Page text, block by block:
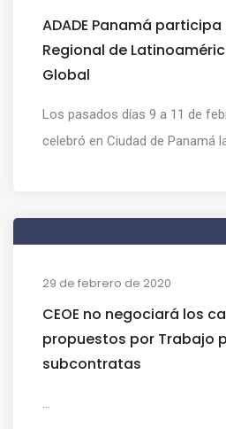
ADADE Panamá
Regional de
Global
Los pasados días 9 a 11 de
celebró en Ciudad de Panamá
29 de febrero de 2020
CEOE no negociará los
propuestos por Trabajo
subcontratas